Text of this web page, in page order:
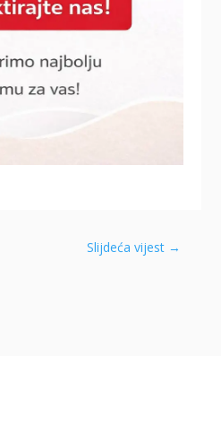
Slijdeća vijest →